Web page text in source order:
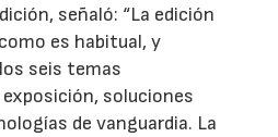
señaló: “La edición
es habitual, y
seis temas
soluciones
de vanguardia. La